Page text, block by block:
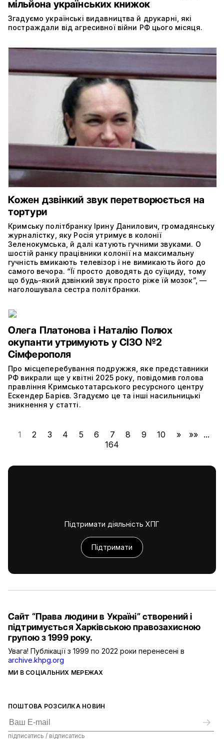
мільйона українських книжок
Згадуємо українські видавництва й друкарні, які
постраждали від агресивної війни РФ цього місяця.
Кожен дзвінкий звук перетворюється на
тортури
Кримську політбранку Ірину Данилович, громадянську
журналістку, яку Росія утримує в колонії
Зеленокумська, й далі катують гучними звуками. О
шостій ранку працівники колонії на максимальну
гучність вмикають телевізор і не вимикають його до
самого вечора. “Її просто доводять до суїциду, тому
що будь-який дзвінкий звук просто ріже їй мозок”, —
наголошувала сестра політбранки.
Олега Платонова і Наталію Полюх
окупанти утримують у СІЗО №2
Сімферополя
Про місцеперебування подружжя, яке представники
РФ викрали ще у квітні 2025 року, повідомив голова
правління Кримськотатарського ресурсного центру
Ескендер Барієв. Згадуємо це та інші насильницькі
зникнення у статті.
1 2 3 4 5 6 7 8 9 10 » »» ...
164
Підтримати діяльність ХПГ
Підтримати
ПОШТОВА РОЗСИЛКА НОВИН
підписатись / відписатись
МИ В СОЦІАЛЬНИХ МЕРЕЖАХ
Сайт “Права людини в Україні” створений і
підтримується Харківською правозахисною
групою з 1999 року.
Увага! Публікації з 1999 по 2022 роки перенесені в
archive.khpg.org